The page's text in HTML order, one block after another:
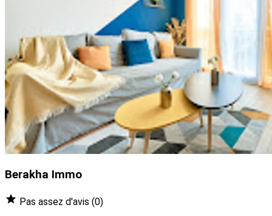
Berakha Immo
Pas assez d'avis (0)